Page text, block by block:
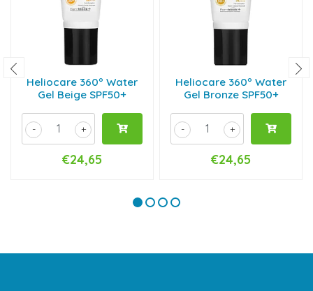
Heliocare 360º Water
Gel Beige SPF50+
+
-
€24,65
Heliocare 360º Water
Gel Bronze SPF50+
+
-
€24,65